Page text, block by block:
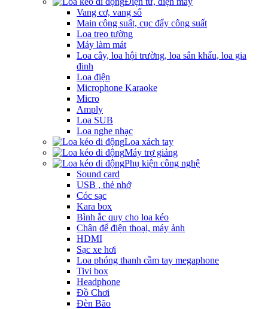
Vang cơ, vang số
Main công suất, cục đẩy công suất
Loa treo tường
Máy làm mát
Loa cây, loa hội trường, loa sân khấu, loa gia
đinh
Loa điện
Microphone Karaoke
Micro
Amply
Loa SUB
Loa nghe nhạc
Loa xách tay
Máy trợ giảng
Phụ kiện công nghệ
Sound card
USB , thẻ nhớ
Cóc sạc
Kara box
Bình ắc quy cho loa kéo
Chân để điện thoại, máy ảnh
HDMI
Sạc xe hơi
Loa phóng thanh cầm tay megaphone
Tivi box
Headphone
Đồ Chơi
Đèn Bão